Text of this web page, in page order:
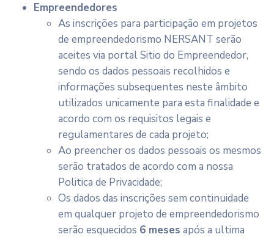
Empreendedores
As inscrições para participação em projetos
de empreendedorismo NERSANT serão
aceites via portal Sitio do Empreendedor,
sendo os dados pessoais recolhidos e
informações subsequentes neste âmbito
utilizados unicamente para esta finalidade e
acordo com os requisitos legais e
regulamentares de cada projeto;
Ao preencher os dados pessoais os mesmos
serão tratados de acordo com a nossa
Politica de Privacidade;
Os dados das inscrições sem continuidade
em qualquer projeto de empreendedorismo
serão esquecidos 6 meses após a ultima